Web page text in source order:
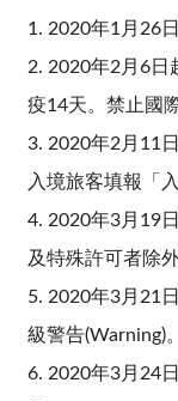
1. 2020年1月26
2. 2020年2月6日
疫14天。禁止國
3. 2020年2月11
入境旅客填報「
4. 2020年3月19
及特殊許可者除
5. 2020年3月21
級警告(Warning)。
6. 2020年3月24